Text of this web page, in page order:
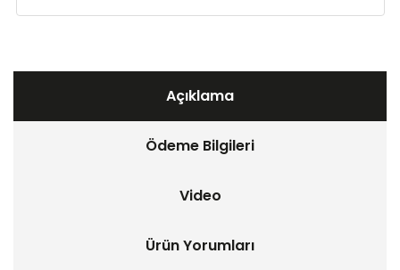
Açıklama
Ödeme Bilgileri
Video
Ürün Yorumları